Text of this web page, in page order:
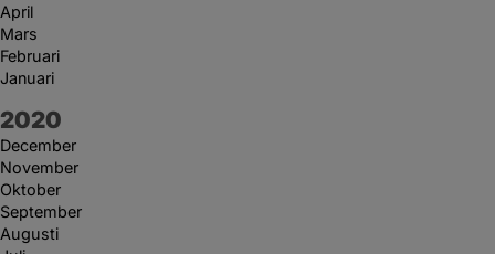
April
Mars
Februari
Januari
År:
2020
December
November
Oktober
September
Augusti